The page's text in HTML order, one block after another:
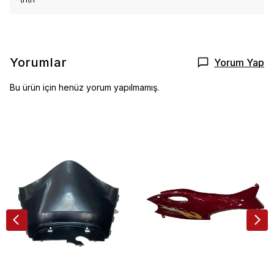
Yorumlar Yorum Yap
Bu ürün için henüz yorum yapılmamış.